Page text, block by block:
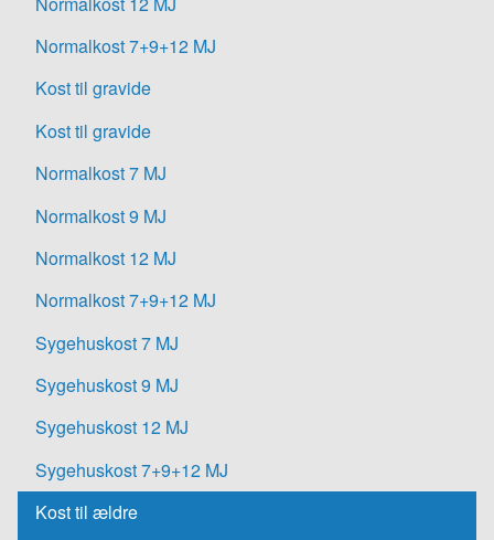
Normalkost 7+9+12 MJ
Kost til gravide
Kost til gravide
Normalkost 7 MJ
Normalkost 9 MJ
Normalkost 12 MJ
Normalkost 7+9+12 MJ
Sygehuskost 7 MJ
Sygehuskost 9 MJ
Sygehuskost 12 MJ
Sygehuskost 7+9+12 MJ
Kost til ældre